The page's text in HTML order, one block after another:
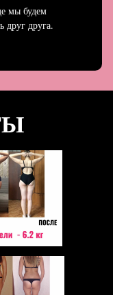
мы будем
друг друга.